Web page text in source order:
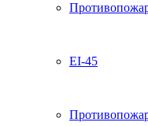
EI-45